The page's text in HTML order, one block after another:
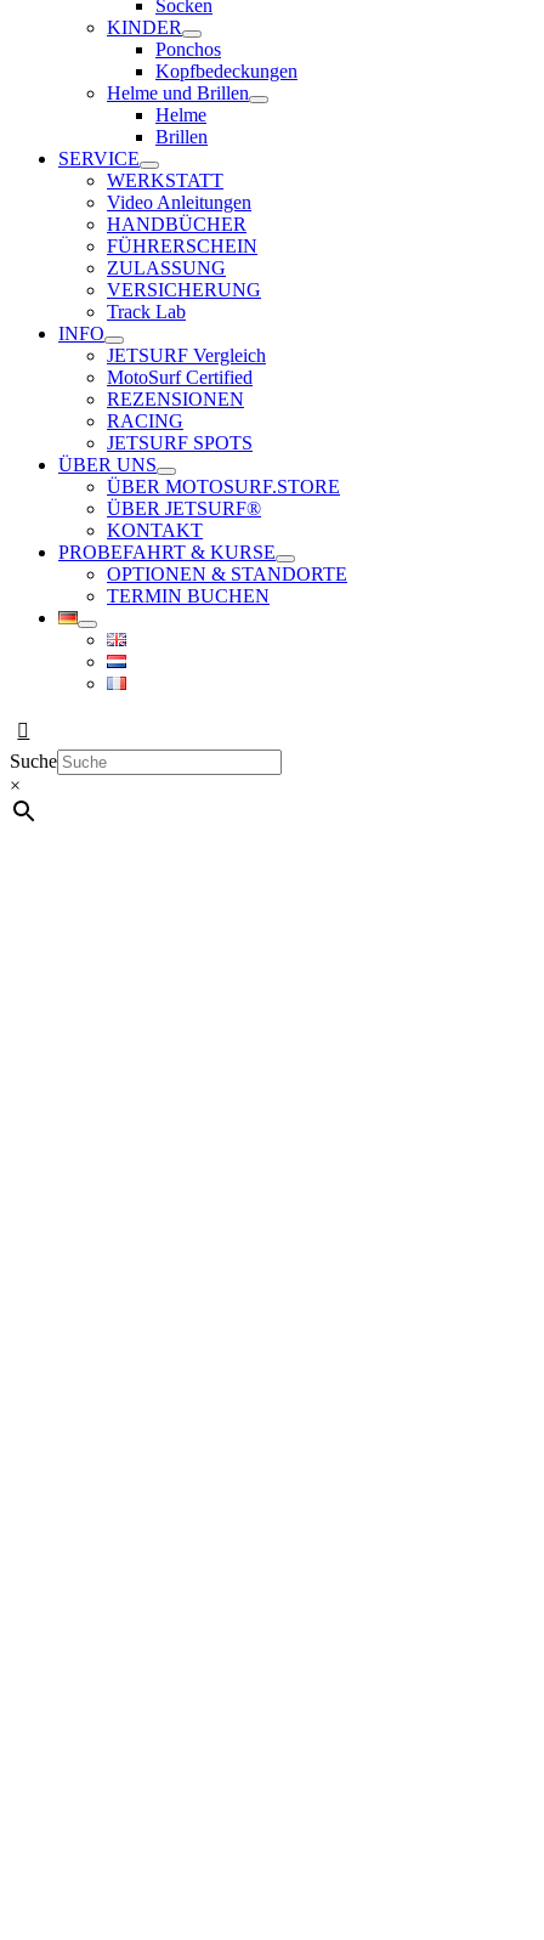
Socken
KINDER
Ponchos
Kopfbedeckungen
Helme und Brillen
Helme
Brillen
SERVICE
WERKSTATT
Video Anleitungen
HANDBÜCHER
FÜHRERSCHEIN
ZULASSUNG
VERSICHERUNG
Track Lab
INFO
JETSURF Vergleich
MotoSurf Certified
REZENSIONEN
RACING
JETSURF SPOTS
ÜBER UNS
ÜBER MOTOSURF.STORE
ÜBER JETSURF®
KONTAKT
PROBEFAHRT & KURSE
OPTIONEN & STANDORTE
TERMIN BUCHEN
Suche
×